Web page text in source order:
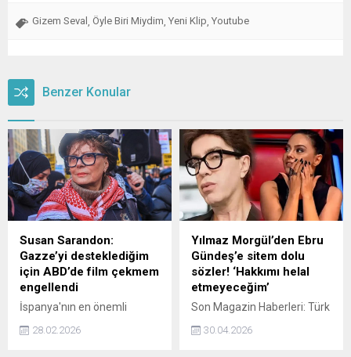
Gizem Seval Öyle Biri Miydim Yeni Klip Youtube
Benzer Konular
Susan Sarandon:
Gazze’yi desteklediğim
için ABD’de film çekmem
engellendi
İspanya'nın en önemli
Goya'da Uluslararası Goya
28.02.2026
Yılmaz Morgül’den Ebru
Gündeş’e sitem dolu
sözler! ‘Hakkımı helal
etmeyeceğim’
Son Magazin Haberleri: Türk
isimlerinden Yılmaz Morgül,
30.04.2026